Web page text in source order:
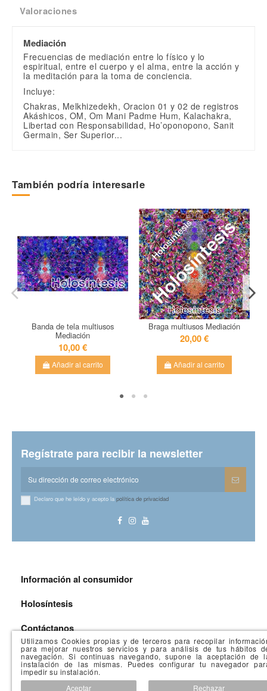
Utilizamos Cookies propias y de terceros para recopilar
para mejorar nuestros servicios y para análisis de tus hábitos
navegación. Si continuas navegando, supone la aceptación de
instalación de las mismas. Puedes configurar tu navegador
impedir su instalación.
Aceptar
Rechazar
Valoraciones
Mediación
Frecuencias de mediación entre lo físico y lo
espiritual, entre el cuerpo y el alma, entre la acción y
la meditación para la toma de conciencia.
Incluye:
Chakras, Melkhizedekh, Oracion 01 y 02 de registros
Akáshicos, OM, Om Mani Padme Hum, Kalachakra,
Libertad con Responsabilidad, Ho’oponopono, Sanit
Germain, Ser Superior...
En stock 1000 Artículos
También podría interesarle
Banda de tela multiusos
Mediación
10,00 €
Añadir al carrito
Braga multiusos Mediación
20,00 €
Añadir al carrito
Regístrate para recibir la newsletter
Declaro que he leído y acepto la política de privacidad
Información al consumidor
Holosíntesis
Contáctanos